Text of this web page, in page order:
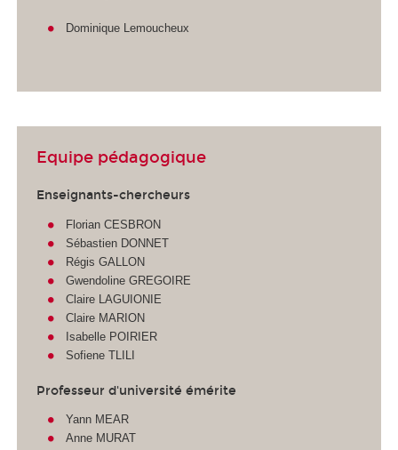
Dominique Lemoucheux
Equipe pédagogique
Enseignants-chercheurs
Florian CESBRON
Sébastien DONNET
Régis GALLON
Gwendoline GREGOIRE
Claire LAGUIONIE
Claire MARION
Isabelle POIRIER
Sofiene TLILI
Professeur d'université émérite
Yann MEAR
Anne MURAT